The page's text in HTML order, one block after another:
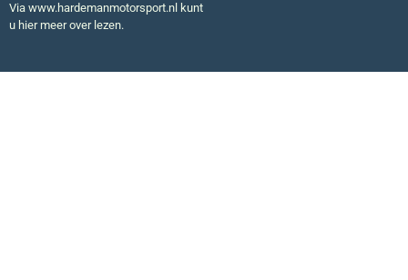
Via www.hardemanmotorsport.nl kunt
u hier meer over lezen.